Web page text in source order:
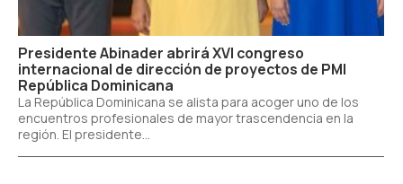
Presidente Abinader abrirá XVI congreso
internacional de dirección de proyectos de PMI
República Dominicana
La República Dominicana se alista para acoger uno de los
encuentros profesionales de mayor trascendencia en la
región. El presidente...